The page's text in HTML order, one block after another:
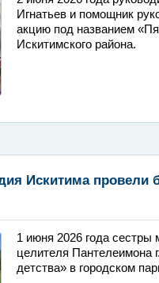
Игнатьев и помощник
акцию под названием
Искитимского района.
Искитима провели
1 июня 2026 года сестры
целителя Пантелеимона
детства» в городском